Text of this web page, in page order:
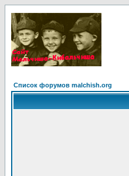
Список форумов malchish.org